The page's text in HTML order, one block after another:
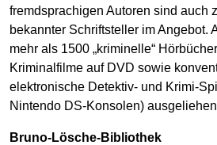
fremdsprachigen Autoren sind auch
bekannter Schriftsteller im Angebot.
mehr als 1500 „kriminelle“
Kriminalfilme auf DVD sowie
elektronische Detektiv- und Krimi-
Nintendo DS-Konsolen)
Bruno-Lösche-Bibliothek